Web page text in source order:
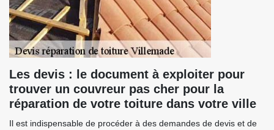
Les devis : le document à exploiter pour
trouver un couvreur pas cher pour la
réparation de votre toiture dans votre ville
Il est indispensable de procéder à des demandes de devis et de